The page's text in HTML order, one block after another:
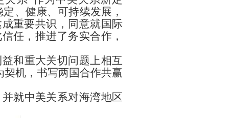
、健康、可持续发展，
重要共识，同意就国际
任，推进了务实合作，
和重大关切问题上相互
契机，书写两国合作共赢
就中美关系对海湾地区